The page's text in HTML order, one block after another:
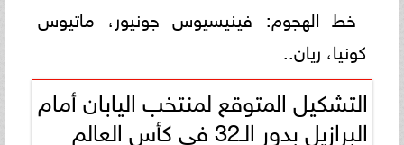
خط الهجوم: فينيسيوس جونيور، ماتيوس
كونيا، ريان..
التشكيل المتوقع لمنتخب اليابان أمام
البرازيل بدور الـ32 في كأس العالم